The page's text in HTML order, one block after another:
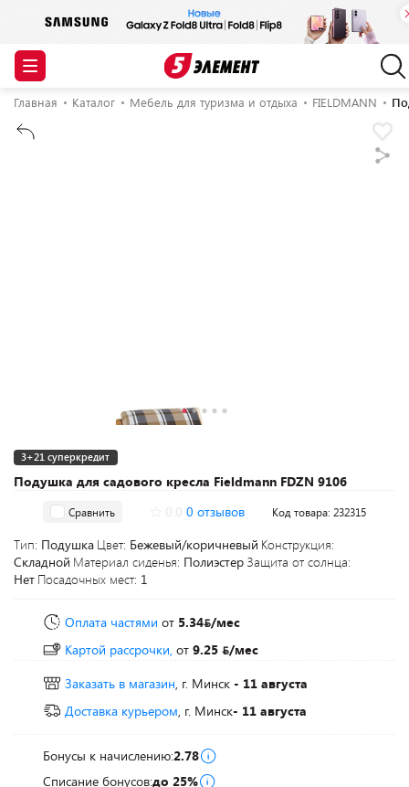
Главная Каталог Мебель для туризма и отдыха FIELDMANN
Подушка для садового кресла Fieldmann FDZN 9106
3+21 суперкредит
Сравнить 0 отзывов Код товара: 232315
Тип: Подушка Цвет: Бежевый/коричневый Конструкция:
Складной Материал сиденья: Полиэстер Защита от солнца:
Нет Посадочных мест: 1
Оплата частями от 5.34 /мес
Картой рассрочки, от 9.25
/мес
Заказать в магазин, г. Минск - 11 августа
Доставка курьером, г. Минск- 11 августа
Бонусы к начислению:2.78
Списание бонусов:до 25%